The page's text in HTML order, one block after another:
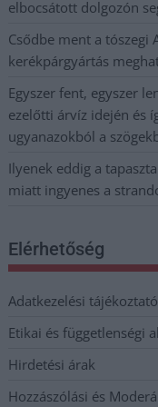
elbocsátott dolgozón
Csődbe ment a tószegi
kerékpárgyártás
Egyszer fent, egyszer
ezelőtti árvíz idején és
ugyanazokból a
Ilyenek eddig a
miatt ingyenes a
Elérhetőség
Adatkezelési tájékoztató
Etikai és függetlenségi
Hirdetési árak
Hozzászólási és